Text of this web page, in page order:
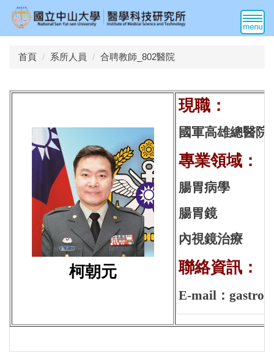
跳
到
主
區
首頁 系所人員 合聘教師_802醫院
柯朝元
現
國軍高雄總醫院
專業領域：
腸胃病學
腸胃鏡
內視鏡治療
聯絡資訊：
E-mail：